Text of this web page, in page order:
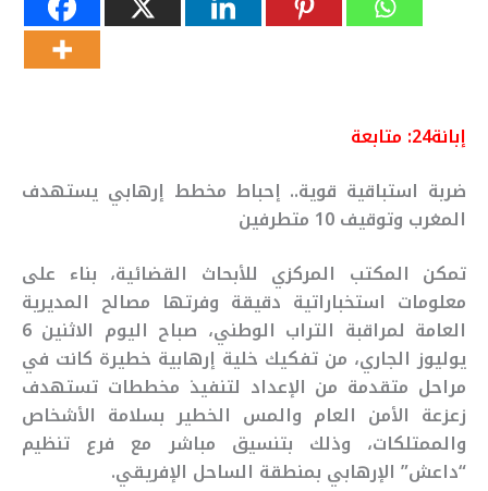
إبانة24:
متابعة
ضربة استباقية قوية.. إحباط مخطط إرهابي يستهدف
المغرب وتوقيف 10 متطرفين
تمكن المكتب المركزي للأبحاث القضائية، بناء على
معلومات استخباراتية دقيقة وفرتها مصالح المديرية
العامة لمراقبة التراب الوطني، صباح اليوم الاثنين 6
يوليوز الجاري، من تفكيك خلية إرهابية خطيرة كانت في
مراحل متقدمة من الإعداد لتنفيذ مخططات تستهدف
زعزعة الأمن العام والمس الخطير بسلامة الأشخاص
والممتلكات، وذلك بتنسيق مباشر مع فرع تنظيم
“داعش” الإرهابي بمنطقة الساحل الإفريقي.